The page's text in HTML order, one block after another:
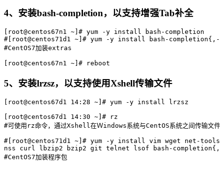
4、安装bash-completion，以支持增强Tab补全
[root@centos67n1 ~]# yum -y install bash-completion
#[root@centos71d1 ~]# yum -y install bash-
#CentOS7加装extras
5、安装lrzsz，以支持使用Xshell传输文件
[root@centos67d1 14:28 ~]# yum -y install lrzsz
[root@centos67d1 14:30 ~]# rz
#可使用rz命令，通过Xshell在Ｗindows系统与CentOS系统之间传输文件
#[root@centos71d1 ~]# yum -y install vim wget net-
nss curl lbzip2 bzip2 git telnet lsof bash-